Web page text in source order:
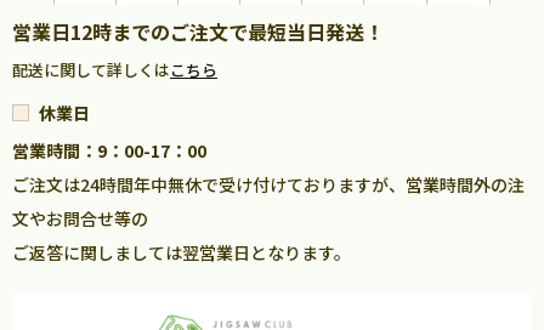
営業日12時までのご注文で最短当日発送！
配送に関して詳しくはこちら
休業日
営業時間：9：00-17：00
ご注文は24時間年中無休で受け付けておりますが、営業時間外の注
文やお問合せ等の
ご返答に関しましては翌営業日となります。